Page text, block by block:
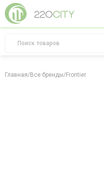
Главная/Все бренды/Frontier